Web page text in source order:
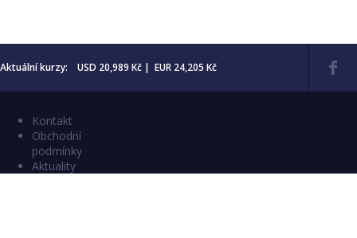
Aktuální kurzy: USD 20,989 Kč | EUR 24,205 Kč
Kontakt
Obchodní
podmínky
Aktuality